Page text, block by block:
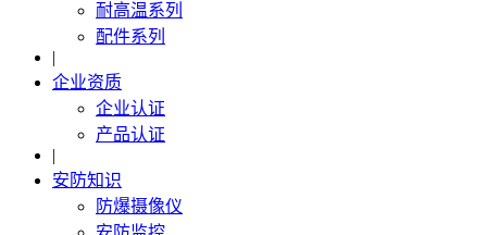
耐高温系列
配件系列
|
企业资质
企业认证
产品认证
|
安防知识
防爆摄像仪